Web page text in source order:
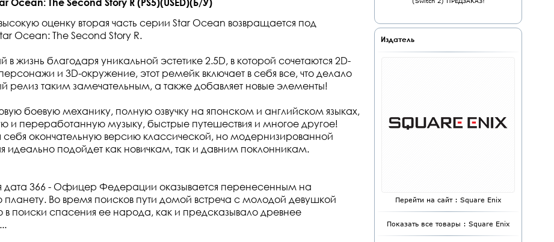
оценку вторая часть серии Star Ocean возвращается под
Ocean: The Second Story R.
жизнь благодаря уникальной эстетике 2.5D, в которой сочетаются 2D-
и 3D-окружение, этот ремейк включает в себя все, что делало
релиз таким замечательным, а также добавляет новые элементы!
боевую механику, полную озвучку на японском и английском языках,
и переработанную музыку, быстрые путешествия и многое другое!
себя окончательную версию классической, но модернизированной
идеально подойдет как новичкам, так и давним поклонникам.
дата 366 - Офицер Федерации оказывается перенесенным на
планету. Во время поисков пути домой встреча с молодой девушкой
в поиски спасения ее народа, как и предсказывало древнее
Издатель
Перейти на сайт : Square Enix
Показать все товары : Square Enix